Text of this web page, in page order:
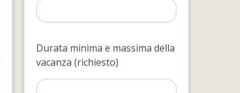
Durata minima e massima della
vacanza (richiesto)